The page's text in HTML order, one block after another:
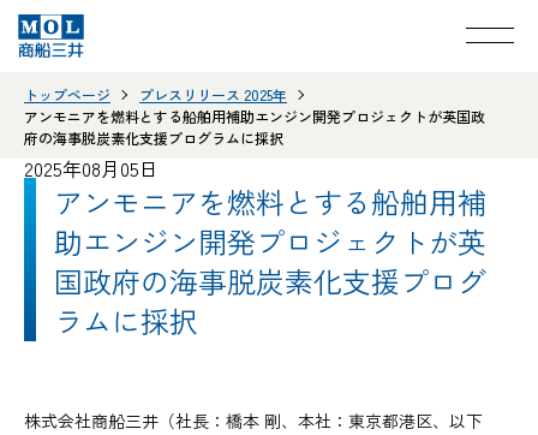
トップページ
プレスリリース 2025年
アンモニアを燃料とする船舶用補助エンジン開発プロジェクトが英国政
府の海事脱炭素化支援プログラムに採択
2025年08月05日
アンモニアを燃料とする船舶用補
助エンジン開発プロジェクトが英
国政府の海事脱炭素化支援プログ
ラムに採択
株式会社商船三井（社長：橋本 剛、本社：東京都港区、以下